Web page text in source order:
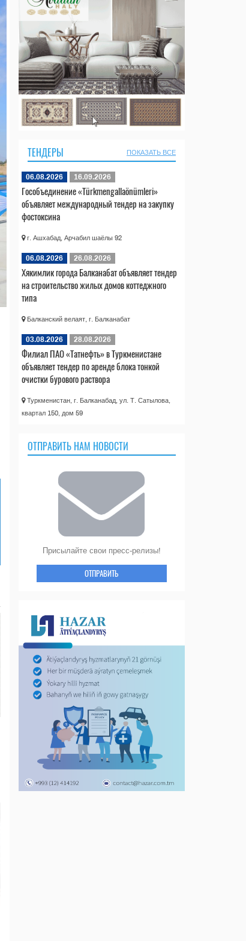
ТЕНДЕРЫ ПОКАЗАТЬ ВСЕ
06.08.2026 16.09.2026
Гособъединение «Türkmengallaönümleri»
объявляет международный тендер на закупку
фостоксина
г. Ашхабад, Арчабил шаёлы 92
06.08.2026 26.08.2026
Хякимлик города Балканабат объявляет тендер
на строительство жилых домов коттеджного
типа
Балканский велаят, г. Балканабат
03.08.2026 28.08.2026
Филиал ПАО «Татнефть» в Туркменистане
объявляет тендер по аренде блока тонкой
очистки бурового раствора
Туркменистан, г. Балканабад, ул. Т. Сатылова,
квартал 150, дом 59
ОТПРАВИТЬ НАМ НОВОСТИ
Присылайте свои пресс-релизы!
ОТПРАВИТЬ